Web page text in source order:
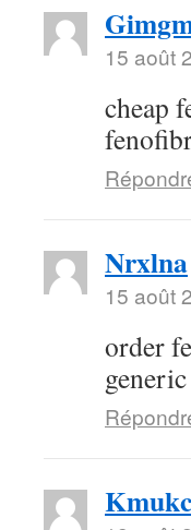
15 août
cheap
Nrxlna
15 août
order